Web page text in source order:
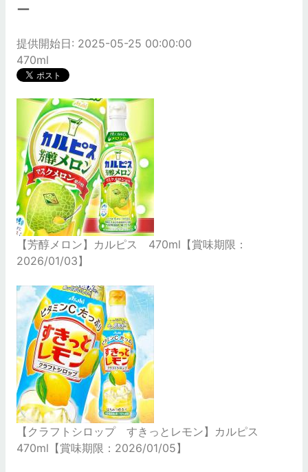
ー
提供開始日: 2025-05-25 00:00:00
470ml
【芳醇メロン】カルピス 470ml【賞味期限：
2026/01/03】
【クラフトシロップ すきっとレモン】カルピス
470ml【賞味期限：2026/01/05】